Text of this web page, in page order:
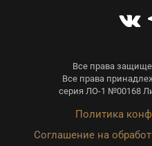
Все права
Все права
серия ЛО-1 №00168
Политика
Соглашение на